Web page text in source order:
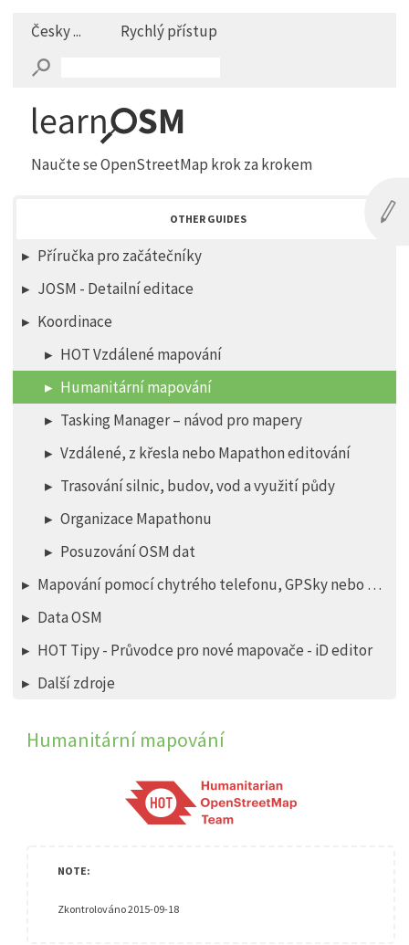
Česky ... Rychlý přístup
Naučte se OpenStreetMap krok za krokem
OTHER GUIDES
Příručka pro začátečníky
JOSM - Detailní editace
Koordinace
HOT Vzdálené mapování
Humanitární mapování
Tasking Manager – návod pro mapery
Vzdálené, z křesla nebo Mapathon editování
Trasování silnic, budov, vod a využití půdy
Organizace Mapathonu
Posuzování OSM dat
Mapování pomocí chytrého telefonu, GPSky nebo papíru
Data OSM
HOT Tipy - Průvodce pro nové mapovače - iD editor
Další zdroje
Humanitární mapování
Zkontrolováno 2015-09-18